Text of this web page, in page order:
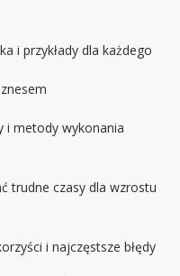
i przykłady dla każdego
i metody wykonania
trudne czasy dla wzrostu
i najczęstsze błędy